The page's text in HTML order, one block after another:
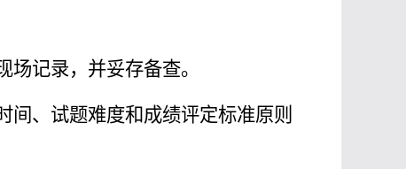
记录，并妥存备查。
间、试题难度和成绩评定标准原则